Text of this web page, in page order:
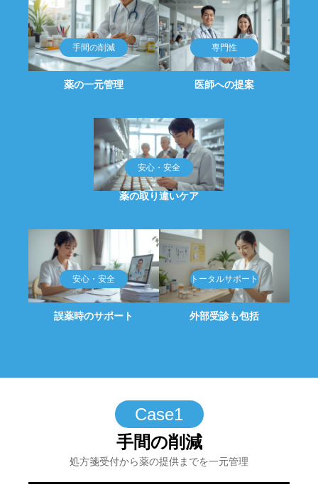
薬の一元管理 医師への提案
薬の取り違いケア
誤薬時のサポート 外部受診も包括
Case1
手間の削減
処方箋受付から薬の提供までを一元管理